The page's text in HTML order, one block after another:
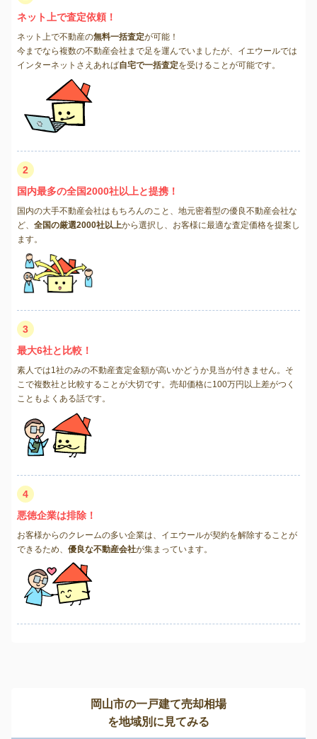
ネット上で査定依頼！
ネット上で不動産の無料一括査定が可能！
今までなら複数の不動産会社まで足を運んでいましたが、イエウールでは
インターネットさえあれば自宅で一括査定を受けることが可能です。
2
国内最多の全国2000社以上と提携！
国内の大手不動産会社はもちろんのこと、地元密着型の優良不動産会社な
ど、 全国の厳選2000社以上から選択し、お客様に最適な査定価格を提案し
ます。
3
最大6社と比較！
素人では1社のみの不動産査定金額が高いかどうか見当が付きません。そ
こで複数社と比較することが大切です。売却価格に100万円以上差がつく
こともよくある話です。
4
悪徳企業は排除！
お客様からのクレームの多い企業は、イエウールが契約を解除することが
できるため、 優良な不動産会社が集まっています。
岡山市の一戸建て売却相場
を地域別に見てみる